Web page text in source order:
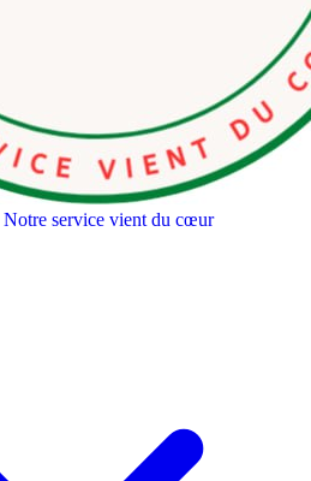
Notre service vient du cœur